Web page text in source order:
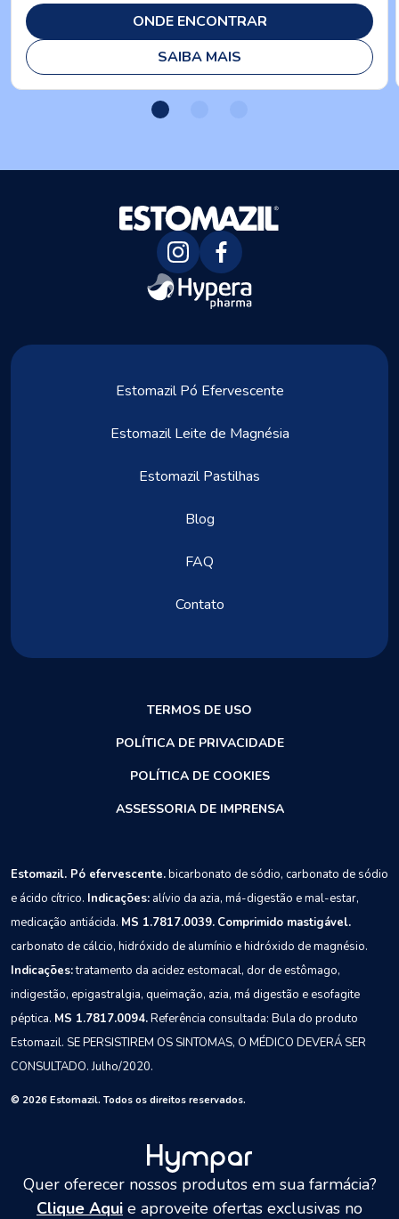
ONDE ENCONTRAR
SAIBA MAIS
Estomazil Pó Efervescente
Estomazil Leite de Magnésia
Estomazil Pastilhas
Blog
FAQ
Contato
TERMOS DE USO
POLÍTICA DE PRIVACIDADE
POLÍTICA DE COOKIES
ASSESSORIA DE IMPRENSA
Estomazil. Pó efervescente.bicarbonato de sódio, carbonato de sódio
e ácido cítrico. Indicações: alívio da azia, má-digestão e mal-estar,
medicação antiácida. MS 1.7817.0039. Comprimido mastigável.
carbonato de cálcio, hidróxido de alumínio e hidróxido de magnésio.
Indicações:tratamento da acidez estomacal, dor de estômago,
indigestão, epigastralgia, queimação, azia, má digestão e esofagite
péptica. MS 1.7817.0094.Referência consultada: Bula do produto
Estomazil. SE PERSISTIREM OS SINTOMAS, O MÉDICO DEVERÁ SER
CONSULTADO.Julho/2020.
© 2026 Estomazil. Todos os direitos reservados.
Quer oferecer nossos produtos em sua farmácia?
Clique Aqui e aproveite ofertas exclusivas no